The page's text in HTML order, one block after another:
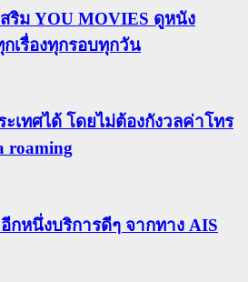
ริม YOU MOVIES ดูหนัง
เรื่องทุกรอบทุกวัน
ะเทศได้ โดยไม่ต้องกังวลค่าโทร
roaming
กหนึ่งบริการดีๆ จากทาง AIS